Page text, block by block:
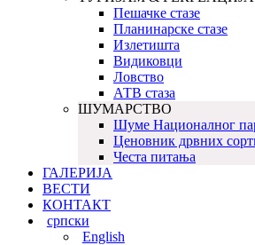
Пешачке стазе
Планинарске стазе
Излетишта
Видиковци
Ловство
АТВ стаза
ШУМАРСТВО
Шуме Националног
Ценовник дрвних
Честа питања
ГАЛЕРИЈА
ВЕСТИ
КОНТАКТ
српски
English